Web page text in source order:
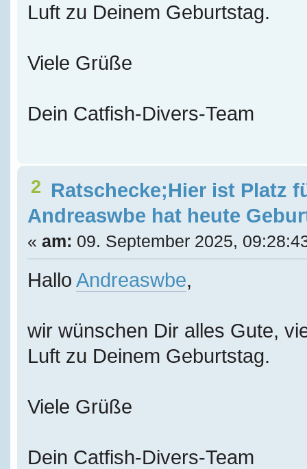
Luft zu Deinem Geburtstag.
Viele Grüße
Dein Catfish-Divers-Team
2 Ratschecke;Hier ist Platz
Andreaswbe hat heute
« am: 09. September 2025,
Hallo Andreaswbe,
wir wünschen Dir alles Gute,
Luft zu Deinem Geburtstag.
Viele Grüße
Dein Catfish-Divers-Team